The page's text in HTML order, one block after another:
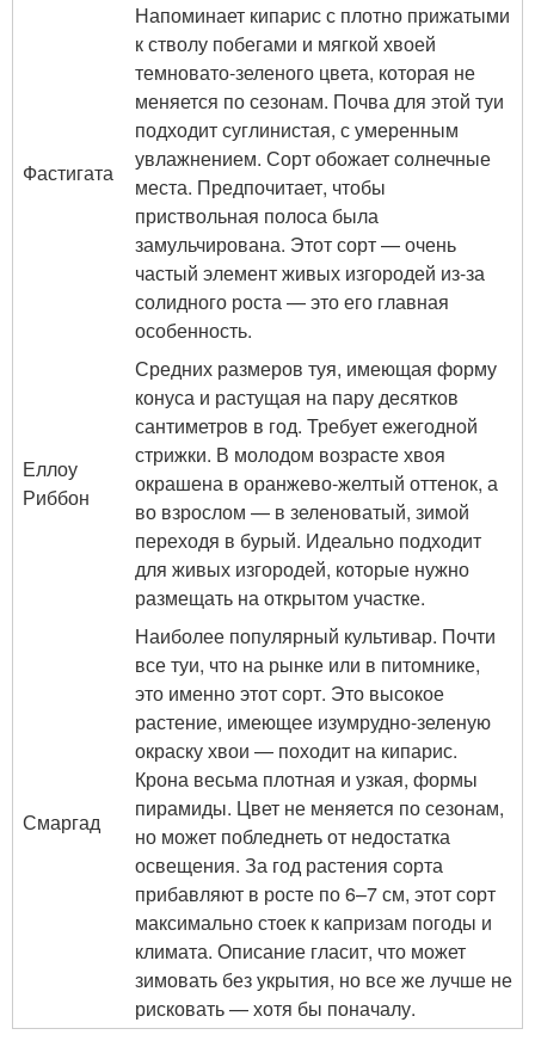
Фастигата
Напоминает кипарис с плотно прижатыми
к стволу побегами и мягкой хвоей
темновато-зеленого цвета, которая не
меняется по сезонам. Почва для этой туи
подходит суглинистая, с умеренным
увлажнением. Сорт обожает солнечные
места. Предпочитает, чтобы
приствольная полоса была
замульчирована. Этот сорт — очень
частый элемент живых изгородей из-за
солидного роста — это его главная
особенность.
Еллоу
Риббон
Средних размеров туя, имеющая форму
конуса и растущая на пару десятков
сантиметров в год. Требует ежегодной
стрижки. В молодом возрасте хвоя
окрашена в оранжево-желтый оттенок, а
во взрослом — в зеленоватый, зимой
переходя в бурый. Идеально подходит
для живых изгородей, которые нужно
размещать на открытом участке.
Смаргад
Наиболее популярный культивар. Почти
все туи, что на рынке или в питомнике,
это именно этот сорт. Это высокое
растение, имеющее изумрудно-зеленую
окраску хвои — походит на кипарис.
Крона весьма плотная и узкая, формы
пирамиды. Цвет не меняется по сезонам,
но может побледнеть от недостатка
освещения. За год растения сорта
прибавляют в росте по 6–7 см, этот сорт
максимально стоек к капризам погоды и
климата. Описание гласит, что может
зимовать без укрытия, но все же лучше не
рисковать — хотя бы поначалу.